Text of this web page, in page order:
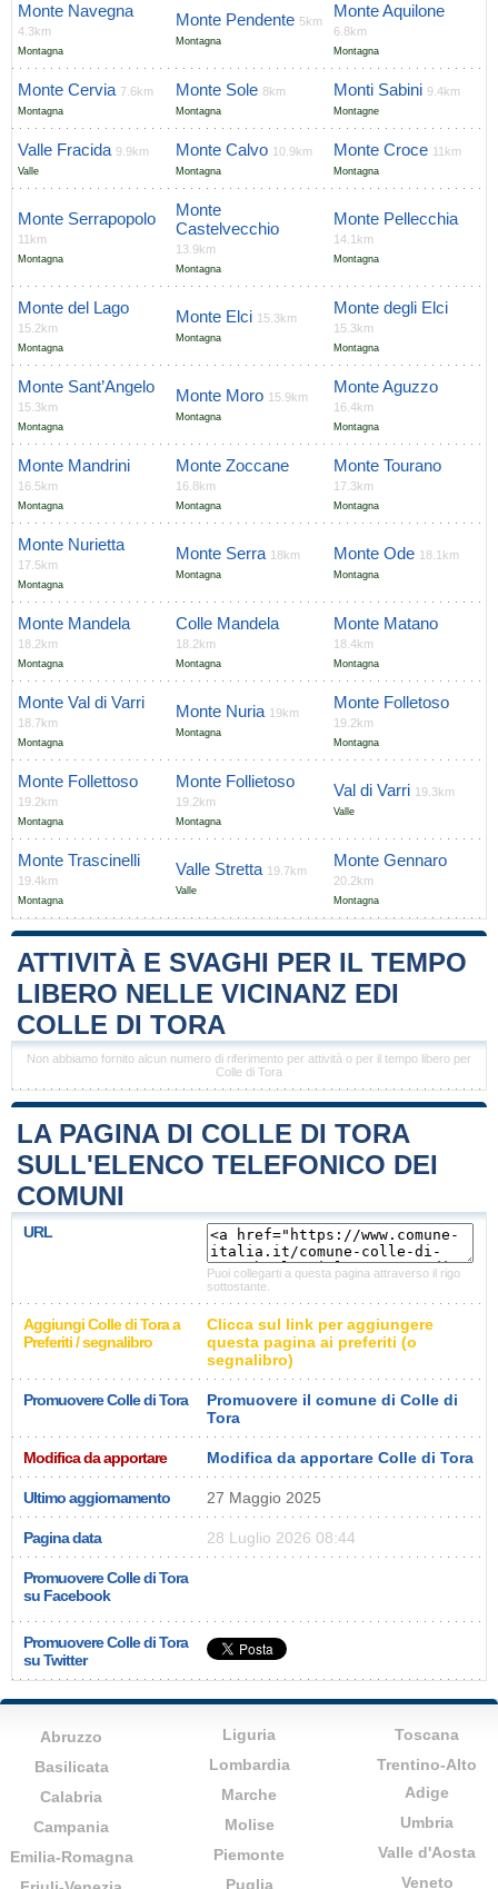
Monte Navegna
4.3km
Montagna
Monte Pendente 5km
Montagna
Monte Aquilone
6.8km
Montagna
Monte Cervia 7.6km
Montagna
Monte Sole 8km
Montagna
Monti Sabini 9.4km
Montagne
Valle Fracida 9.9km
Valle
Monte Calvo 10.9km
Montagna
Monte Croce 11km
Montagna
Monte Serrapopolo
11km
Montagna
Monte
Castelvecchio
13.9km
Montagna
Monte Pellecchia
14.1km
Montagna
Monte del Lago
15.2km
Montagna
Monte Elci 15.3km
Montagna
Monte degli Elci
15.3km
Montagna
Monte Sant’Angelo
15.3km
Montagna
Monte Moro 15.9km
Montagna
Monte Aguzzo
16.4km
Montagna
Monte Mandrini
16.5km
Montagna
Monte Zoccane
16.8km
Montagna
Monte Tourano
17.3km
Montagna
Monte Nurietta
17.5km
Montagna
Monte Serra 18km
Montagna
Monte Ode 18.1km
Montagna
Monte Mandela
18.2km
Montagna
Colle Mandela
18.2km
Montagna
Monte Matano
18.4km
Montagna
Monte Val di Varri
18.7km
Montagna
Monte Nuria 19km
Montagna
Monte Folletoso
19.2km
Montagna
Monte Follettoso
19.2km
Montagna
Monte Follietoso
19.2km
Montagna
Val di Varri 19.3km
Valle
Monte Trascinelli
19.4km
Montagna
Valle Stretta 19.7km
Valle
Monte Gennaro
20.2km
Montagna
ATTIVITÀ E SVAGHI PER IL TEMPO
LIBERO NELLE VICINANZ EDI
COLLE DI TORA
Non abbiamo fornito alcun numero di riferimento per attività o per il tempo libero per
Colle di Tora
LA PAGINA DI COLLE DI TORA
SULL'ELENCO TELEFONICO DEI
COMUNI
URL
Puoi collegarti a questa pagina attraverso il rigo
sottostante.
Aggiungi Colle di Tora a
Preferiti / segnalibro
Clicca sul link per aggiungere
questa pagina ai preferiti (o
segnalibro)
Promuovere Colle di Tora
Promuovere il comune di Colle di
Tora
Modifica da apportare Modifica da apportare Colle di Tora
Ultimo aggiornamento 27 Maggio 2025
Pagina data 28 Luglio 2026 08:44
Promuovere Colle di Tora
su Facebook
Promuovere Colle di Tora
su Twitter
Abruzzo
Basilicata
Calabria
Campania
Emilia-Romagna
Liguria
Lombardia
Marche
Molise
Piemonte
Puglia
Toscana
Trentino-Alto
Adige
Umbria
Valle d'Aosta
Veneto